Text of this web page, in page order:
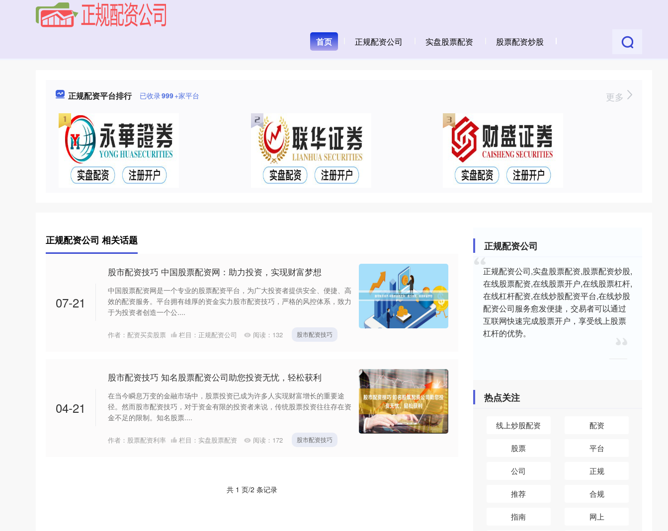
首页 正规配资公司 实盘股票配资 股票配资炒股
正规配资平台排行 已收录999+家平台 更多
正规配资公司 相关话题
07-21
股市配资技巧 中国股票配资网：助力投资，实现财富梦想
中国股票配资网是一个专业的股票配资平台，为广大投资者提供安全、便捷、高
效的配资服务。平台拥有雄厚的资金实力股市配资技巧，严格的风控体系，致力
于为投资者创造一个公....
作者：配资买卖股票 栏目： 正规配资公司 阅读： 132 股市配资技巧
04-21
股市配资技巧 知名股票配资公司助您投资无忧，轻松获利
在当今瞬息万变的金融市场中，股票投资已成为许多人实现财富增长的重要途
径。然而股市配资技巧，对于资金有限的投资者来说，传统股票投资往往存在资
金不足的限制。知名股票....
作者：股票配资利率 栏目： 实盘股票配资 阅读： 172 股市配资技巧
共 1 页/2 条记录
正规配资公司
正规配资公司,实盘股票配资,股票配资炒股,
在线股票配资,在线股票开户,在线股票杠杆,
在线杠杆配资,在线炒股配资平台,在线炒股
配资公司服务愈发便捷，交易者可以通过
互联网快速完成股票开户，享受线上股票
杠杆的优势。
热点关注
线上炒股配资 配资
股票 平台
公司 正规
推荐 合规
指南 网上